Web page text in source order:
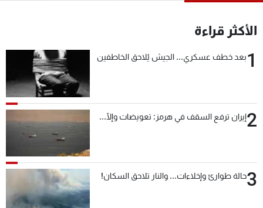
الأكثر قراءة
1بعد خطف عسكري... الجيش يُلاحق الخاطفين
2إيران ترفع السقف في هرمز: تعويضات وإلّا...
3حالة طوارئ وإخلاءات... والنار تلاحق السكان!
لاعلاناتكم